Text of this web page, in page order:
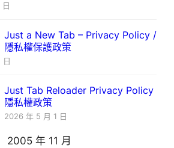
Just a New Tab – Privacy Policy /
隱私權保護政策
日
Just Tab Reloader Privacy Policy
隱私權政策
2026 年 5 月 1 日
2005 年 11 月